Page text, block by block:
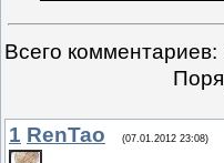
Всего комментариев:
1 RenTao (07.01.2012 23:08)